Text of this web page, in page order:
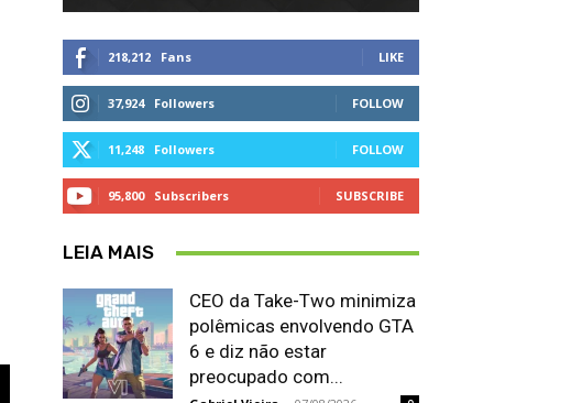
218,212 Fans LIKE
37,924 Followers FOLLOW
11,248 Followers FOLLOW
95,800 Subscribers SUBSCRIBE
LEIA MAIS
CEO da Take-Two minimiza
polêmicas envolvendo GTA
6 e diz não estar
preocupado com...